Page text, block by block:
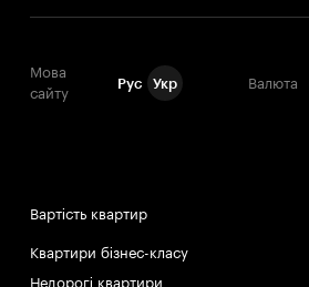
Мова
сайту
Рус Укр Валюта
Вартість квартир
Квартири бізнес-класу
Недорогі квартири